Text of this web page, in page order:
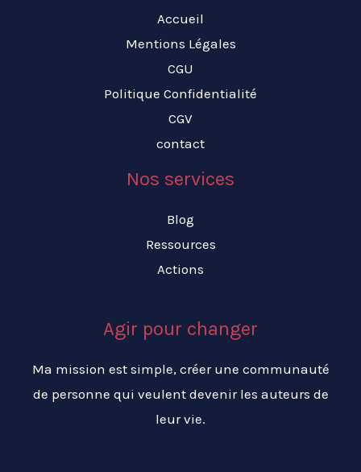
Accueil
Mentions Légales
CGU
Politique Confidentialité
CGV
contact
Nos services
Blog
Ressources
Actions
Agir pour changer
Ma mission est simple, créer une communauté
de personne qui veulent devenir les auteurs de
leur vie.